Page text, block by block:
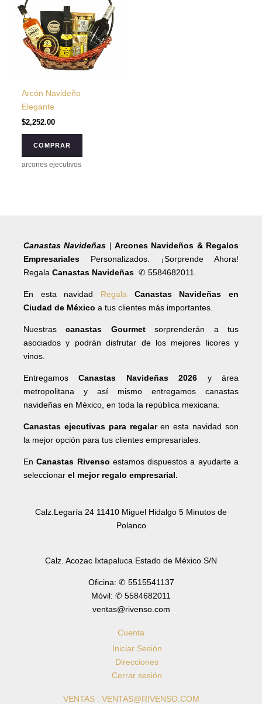
Arcón Navideño
Elegante
$2,252.00
COMPRAR
arcones ejecutivos
Canastas Navideñas |Arcones Navideños & Regalos
Empresariales Personalizados. ¡Sorprende Ahora!
Regala Canastas Navideñas ✆ 5584682011.
En esta navidad Regala Canastas Navideñas en
Ciudad de México a tus clientes más importantes.
Nuestrascanastas Gourmetsorprenderán a tus
asociados y podrán disfrutar de los mejores licores y
vinos.
EntregamosCanastas Navideñas 2026 y área
metropolitana y así mismo entregamos canastas
navideñas en México, en toda la república mexicana.
Canastas ejecutivas para regalaren esta navidad son
la mejor opción para tus clientes empresariales.
EnCanastas Rivenso estamos dispuestos a ayudarte a
seleccionar el mejor regalo empresarial.
Calz.Legaría 24 11410 Miguel Hidalgo 5 Minutos de
Polanco
Calz. Acozac Ixtapaluca Estado de México S/N
Oficina: ✆ 5515541137
Móvil: ✆ 5584682011
ventas@rivenso.com
Cuenta
Iniciar Sesión
Direcciones
Cerrar sesión
VENTAS : VENTAS@RIVENSO.COM